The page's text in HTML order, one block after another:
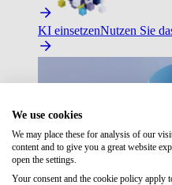
KI einsetzenNutzen Sie
We use cookies
We may place these for analysis of our
content and to give you a great website
open the settings.
Your consent and the cookie policy